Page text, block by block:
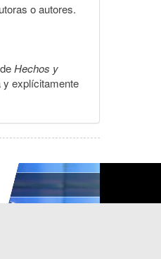
o autores.
Hechos y
y explícitamente